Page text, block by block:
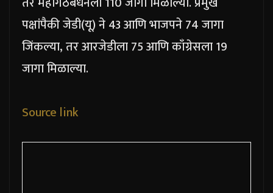
पक्षांपैकी जेडी(यू) ने 43 आणि भाजपने 74 जागा
जिंकल्या, तर आरजेडीला 75 आणि काँग्रेसला 19
जागा मिळाल्या.
Source link